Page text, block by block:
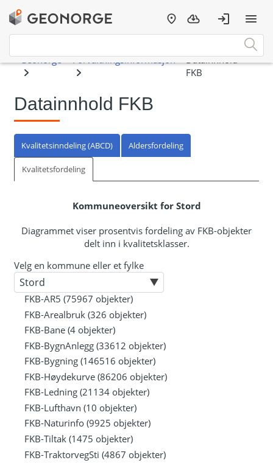
Datainnhold FKB
Kvalitetsinndeling (ABCD) Aldersfordeling
Kvalitetsfordeling
Kommuneoversikt for Stord
Diagrammet viser prosentvis fordeling av FKB-objekter
delt inn i kvalitetsklasser.
Velg en kommune eller et fylke
FKB-AR5 (75967 objekter)
FKB-Arealbruk (326 objekter)
FKB-Bane (4 objekter)
FKB-BygnAnlegg (33612 objekter)
FKB-Bygning (146516 objekter)
FKB-Høydekurve (86206 objekter)
FKB-Ledning (21134 objekter)
FKB-Lufthavn (10 objekter)
FKB-Naturinfo (9925 objekter)
FKB-Tiltak (1475 objekter)
FKB-TraktorvegSti (4867 objekter)